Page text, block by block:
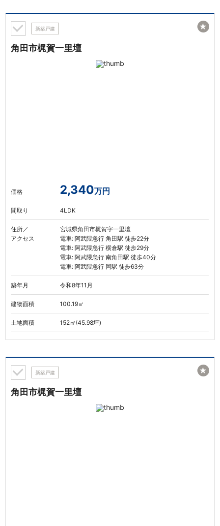
新築戸建
角田市梶賀一里壇
価格 2,340万円
間取り 4LDK
住所／
アクセス
宮城県角田市梶賀字一里壇
電車: 阿武隈急行 角田駅 徒歩22分
電車: 阿武隈急行 横倉駅 徒歩29分
電車: 阿武隈急行 南角田駅 徒歩40分
電車: 阿武隈急行 岡駅 徒歩63分
築年月 令和8年11月
建物面積 100.19㎡
土地面積 152㎡(45.98坪)
★
新築戸建
角田市梶賀一里壇
★